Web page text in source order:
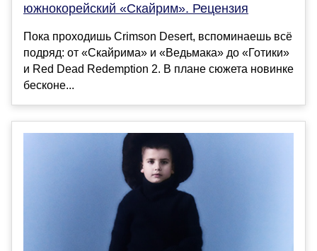
южнокорейский «Скайрим». Рецензия
Пока проходишь Crimson Desert, вспоминаешь всё
подряд: от «Скайрима» и «Ведьмака» до «Готики»
и Red Dead Redemption 2. В плане сюжета новинке
бесконе...